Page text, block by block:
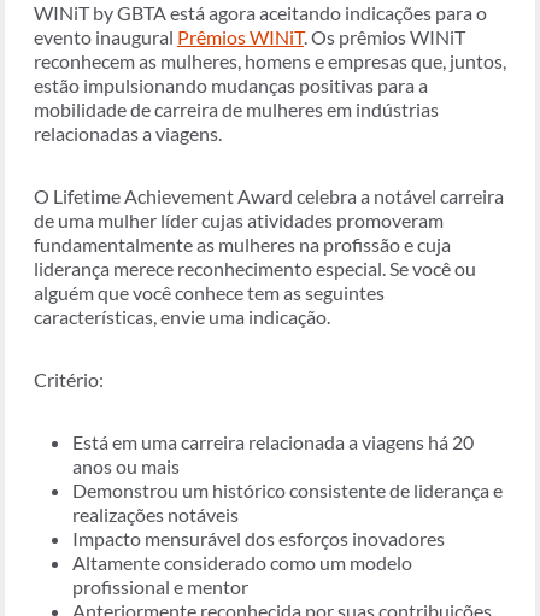
WINiT by GBTA está agora aceitando indicações para o
evento inaugural Prêmios WINiT. Os prêmios WINiT
reconhecem as mulheres, homens e empresas que, juntos,
estão impulsionando mudanças positivas para a
mobilidade de carreira de mulheres em indústrias
relacionadas a viagens.
O Lifetime Achievement Award celebra a notável carreira
de uma mulher líder cujas atividades promoveram
fundamentalmente as mulheres na profissão e cuja
liderança merece reconhecimento especial. Se você ou
alguém que você conhece tem as seguintes
características, envie uma indicação.
Critério:
Está em uma carreira relacionada a viagens há 20
anos ou mais
Demonstrou um histórico consistente de liderança e
realizações notáveis
Impacto mensurável dos esforços inovadores
Altamente considerado como um modelo
profissional e mentor
Anteriormente reconhecida por suas contribuições